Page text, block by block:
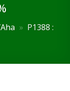
» P1388 :